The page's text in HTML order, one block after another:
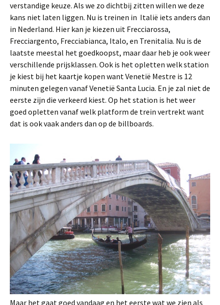
verstandige keuze. Als we zo dichtbij zitten willen we deze
kans niet laten liggen. Nu is treinen in Italië iets anders dan
in Nederland. Hier kan je kiezen uit Frecciarossa,
Frecciargento, Frecciabianca, Italo, en Trenitalia. Nu is de
laatste meestal het goedkoopst, maar daar heb je ook weer
verschillende prijsklassen. Ook is het opletten welk station
je kiest bij het kaartje kopen want Venetië Mestre is 12
minuten gelegen vanaf Venetië Santa Lucia. En je zal niet de
eerste zijn die verkeerd kiest. Op het station is het weer
goed opletten vanaf welk platform de trein vertrekt want
dat is ook vaak anders dan op de billboards.
Maar het gaat goed vandaag en het eerste wat we zien als